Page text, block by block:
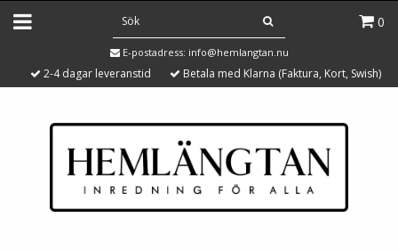
0
E-postadress: info@hemlangtan.nu
2-4 dagar leveranstid Betala med Klarna (Faktura, Kort, Swish)